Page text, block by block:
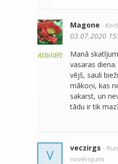
Atbildēt
Magone -
03.07.2020
Manā
vasaras
vējš, sauli
mākoņi, kas
sakarst, un
tādu ir tik
V veczirgs -
novērojumi